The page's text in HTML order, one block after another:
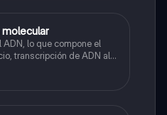
el
transcripción de ADN al
proteína.